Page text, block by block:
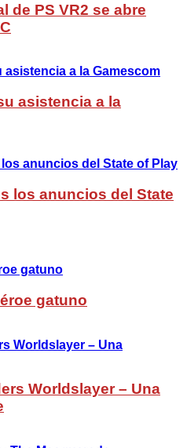
de PS VR2 se abre
asistencia a la
los anuncios del State
gatuno
Worldslayer – Una